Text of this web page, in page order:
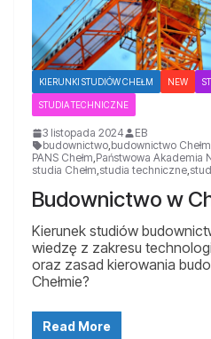
KIERUNKI STUDIÓW CHEŁM NEW
STUDIA TECHNICZNE
3 listopada 2024
EB
budownictwo,budownictwo Chełm
PANS Chełm,Państwowa Akademia
studia Chełm,studia techniczne,
Budownictwo w
Kierunek studiów
wiedzę z zakresu
oraz zasad kierowania
Chełmie?
Read More